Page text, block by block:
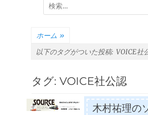
検
索:
ホーム »
以下のタグがついた投稿: VOICE社
タグ: VOICE社公認
木村祐理の